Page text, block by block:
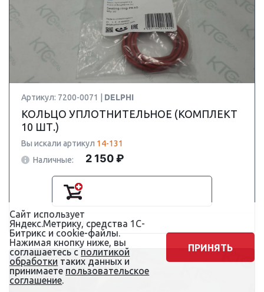
Артикул: 7200-0071 | DELPHI
КОЛЬЦО УПЛОТНИТЕЛЬНОЕ (КОМПЛЕКТ
10 ШТ.)
Вы искали артикул 14-131
Наличные:
2 150 ₽
Срок поставки: В наличии
Сайт использует
Яндекс.Метрику, средства 1С-
Битрикс и cookie-файлы.
Нажимая кнопку ниже, вы
соглашаетесь с политикой
обработки таких данных и
принимаете пользовательское
соглашение.
ПРИНЯТЬ